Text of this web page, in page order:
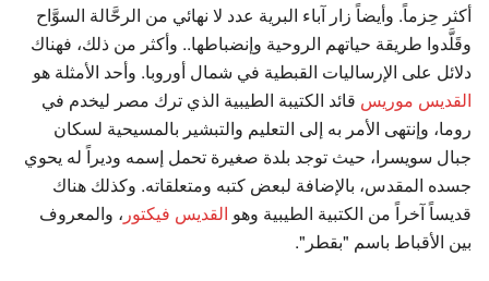
أكثر حِزماً. وأيضاً زار آباء البرية عدد لا نهائي من الرحَّالة السوَّاح
وقَلَّدوا طريقة حياتهم الروحية وإنضباطها.. وأكثر من ذلك، فهناك
دلائل على الإرساليات القبطية في شمال أوروبا. وأحد الأمثلة هو
القديس موريس قائد الكتيبة الطيبية الذي ترك مصر ليخدم في
روما، وإنتهى الأمر به إلى التعليم والتبشير بالمسيحية لسكان
جبال سويسرا، حيث توجد بلدة صغيرة تحمل إسمه وديراً له يحوي
جسده المقدس، بالإضافة لبعض كتبه ومتعلقاته. وكذلك هناك
قديساً آخراً من الكتبية الطيبية وهو القديس فيكتور ، والمعروف
بين الأقباط باسم "بقطر".